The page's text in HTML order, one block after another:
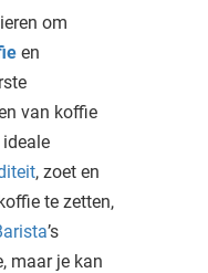
om
en
van koffie
, zoet en
te zetten,
’s
maar je kan